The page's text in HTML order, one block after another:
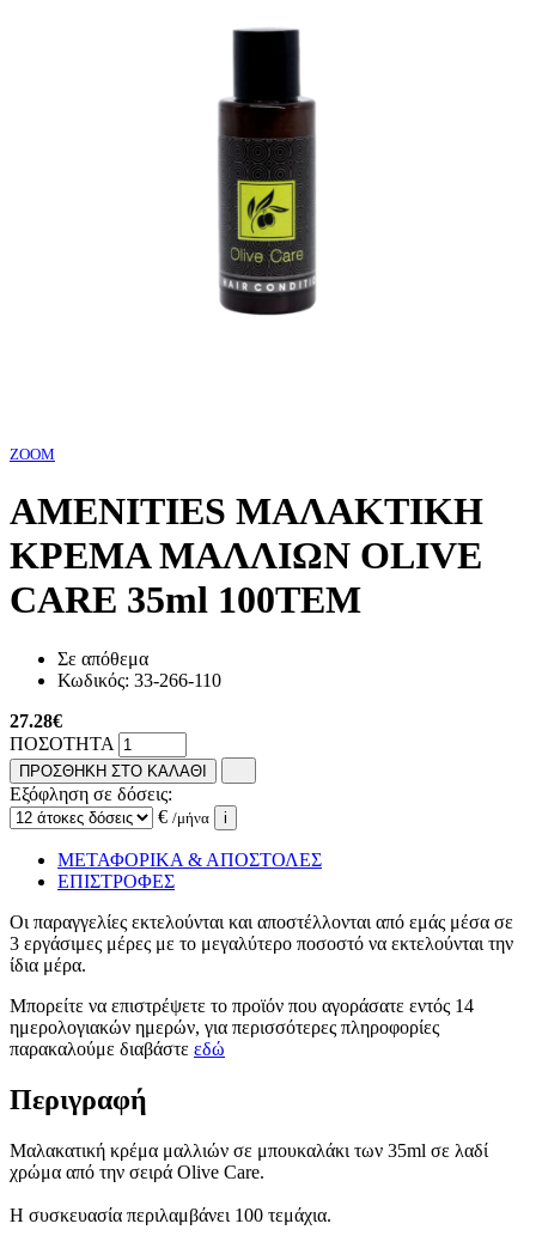
ZOOM
AMENITIES ΜΑΛΑΚΤΙΚΗ
ΚΡΕΜΑ ΜΑΛΛΙΩΝ OLIVE
CARE 35ml 100ΤΕΜ
Σε απόθεμα
Κωδικός: 33-266-110
27.28€
ΠΟΣΟΤΗΤΑ
ΠΡΟΣΘΗΚΗ ΣΤΟ ΚΑΛΑΘΙ
Εξόφληση σε δόσεις:
€ /μήνα i
ΜΕΤΑΦΟΡΙΚΑ & ΑΠΟΣΤΟΛΕΣ
ΕΠΙΣΤΡΟΦΕΣ
Οι παραγγελίες εκτελούνται και αποστέλλονται από εμάς μέσα σε
3 εργάσιμες μέρες με το μεγαλύτερο ποσοστό να εκτελούνται την
ίδια μέρα.
Μπορείτε να επιστρέψετε το προϊόν που αγοράσατε εντός 14
ημερολογιακών ημερών, για περισσότερες πληροφορίες
παρακαλούμε διαβάστε εδώ
Περιγραφή
Μαλακατική κρέμα μαλλιών σε μπουκαλάκι των 35ml σε λαδί
χρώμα από την σειρά Olive Care.
Η συσκευασία περιλαμβάνει 100 τεμάχια.